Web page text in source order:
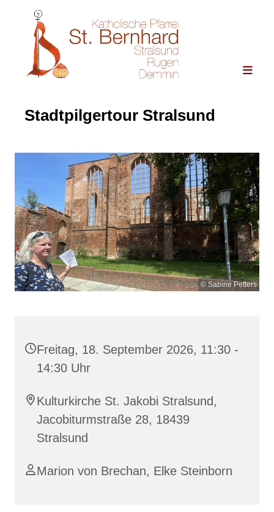
Stadtpilgertour Stralsund
© Sabine Petters
Freitag, 18. September 2026, 11:30 -
14:30 Uhr
Kulturkirche St. Jakobi Stralsund,
Jacobiturmstraße 28, 18439
Stralsund
Marion von Brechan, Elke Steinborn